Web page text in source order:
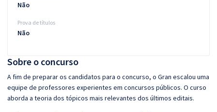
Sobre o concurso
A fim de preparar os candidatos para o concurso, o Gran escalou uma
equipe de professores experientes em concursos públicos. O curso
aborda a teoria dos tópicos mais relevantes dos últimos editais.
Não
Prova de títulos
Não